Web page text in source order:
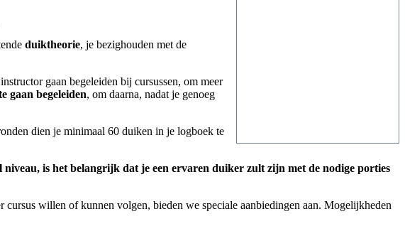
duiktheorie, je bezighouden met de
gaan begeleiden bij cursussen, om meer
gaan begeleiden, om daarna, nadat je genoeg
dien je minimaal 60 duiken in je logboek te
is het belangrijk dat je een ervaren duiker zult zijn met de nodige porties
willen of kunnen volgen, bieden we speciale aanbiedingen aan. Mogelijkheden